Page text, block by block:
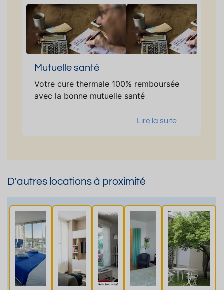
Mutuelle santé
Votre cure thermale 100% remboursée
avec la bonne mutuelle santé
Lire la suite
D'autres locations à proximité